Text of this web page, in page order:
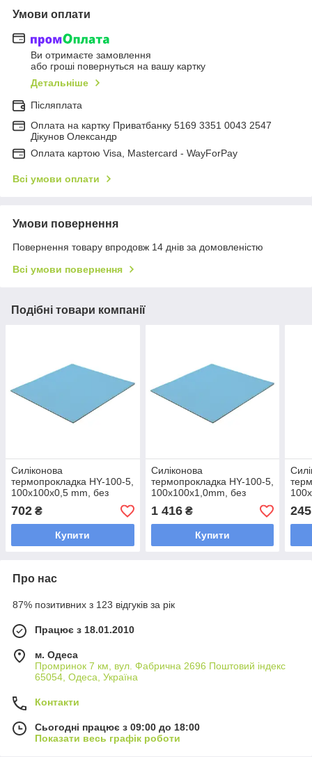
Умови оплати
Ви отримаєте замовлення
або гроші повернуться на вашу картку
Детальніше
Післяплата
Оплата на картку Приватбанку 5169 3351 0043 2547
Дікунов Олександр
Оплата картою Visa, Mastercard - WayForPay
Всі умови оплати
Умови повернення
Повернення товару впродовж 14 днів за домовленістю
Всі умови повернення
Подібні товари компанії
Силіконова
термопрокладка HY-100-5,
100x100x0,5 mm, без
клею, Dark Grey, >8,0W/m-
K, -40° E240°, питома вага
-2g/cm3, OEM
702 ₴
Купити
Силіконова
термопрокладка HY-100-5,
100x100x1,0mm, без
клею, Dark Grey, >8,0W/m-
K, -40° E240°, нудна вага
-2g/cm3, OEM
1 416₴
Купити
-2g/
245
Про нас
87% позитивних з 123 відгуків за рік
Працює з 18.01.2010
м. Одеса
Промринок 7 км, вул. Фабрична 2696 Поштовий індекс
65054, Одеса, Україна
Контакти
Сьогодні працює з 09:00 до 18:00
Показати весь графік роботи